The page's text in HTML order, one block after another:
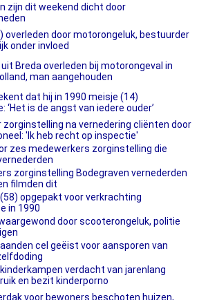
zijn dit weekend dicht door
overleden door motorongeluk, bestuurder
onder invloed
Breda overleden bij motorongeval in
man aangehouden
dat hij in 1990 meisje (14)
‘Het is de angst van iedere ouder’
zorginstelling na vernedering cliënten door
'Ik heb recht op inspectie'
zes medewerkers zorginstelling die
zorginstelling Bodegraven vernederden
filmden dit
opgepakt voor verkrachting
in 1990
door scooterongeluk, politie
cel geëist voor aansporen van
verdacht van jarenlang
en bezit kinderporno
voor bewoners beschoten huizen,